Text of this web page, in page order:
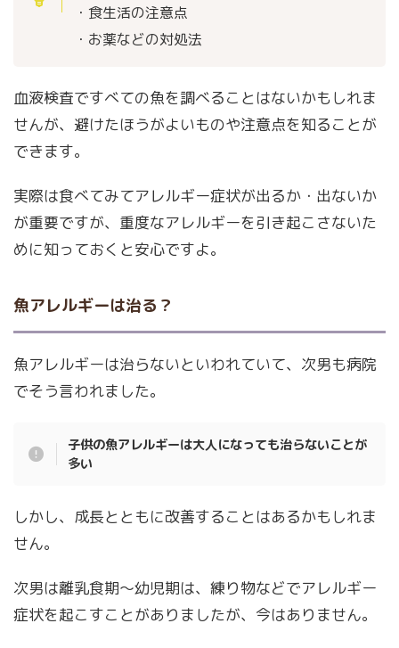
・食生活の注意点
・お薬などの対処法
血液検査ですべての魚を調べることはないかもしれま
せんが、避けたほうがよいものや注意点を知ることが
できます。
実際は食べてみてアレルギー症状が出るか・出ないか
が重要ですが、重度なアレルギーを引き起こさないた
めに知っておくと安心ですよ。
魚アレルギーは治る？
魚アレルギーは治らないといわれていて、次男も病院
でそう言われました。
子供の魚アレルギーは大人になっても治らないことが
多い
しかし、成長とともに改善することはあるかもしれま
せん。
次男は離乳食期～幼児期は、練り物などでアレルギー
症状を起こすことがありましたが、今はありません。